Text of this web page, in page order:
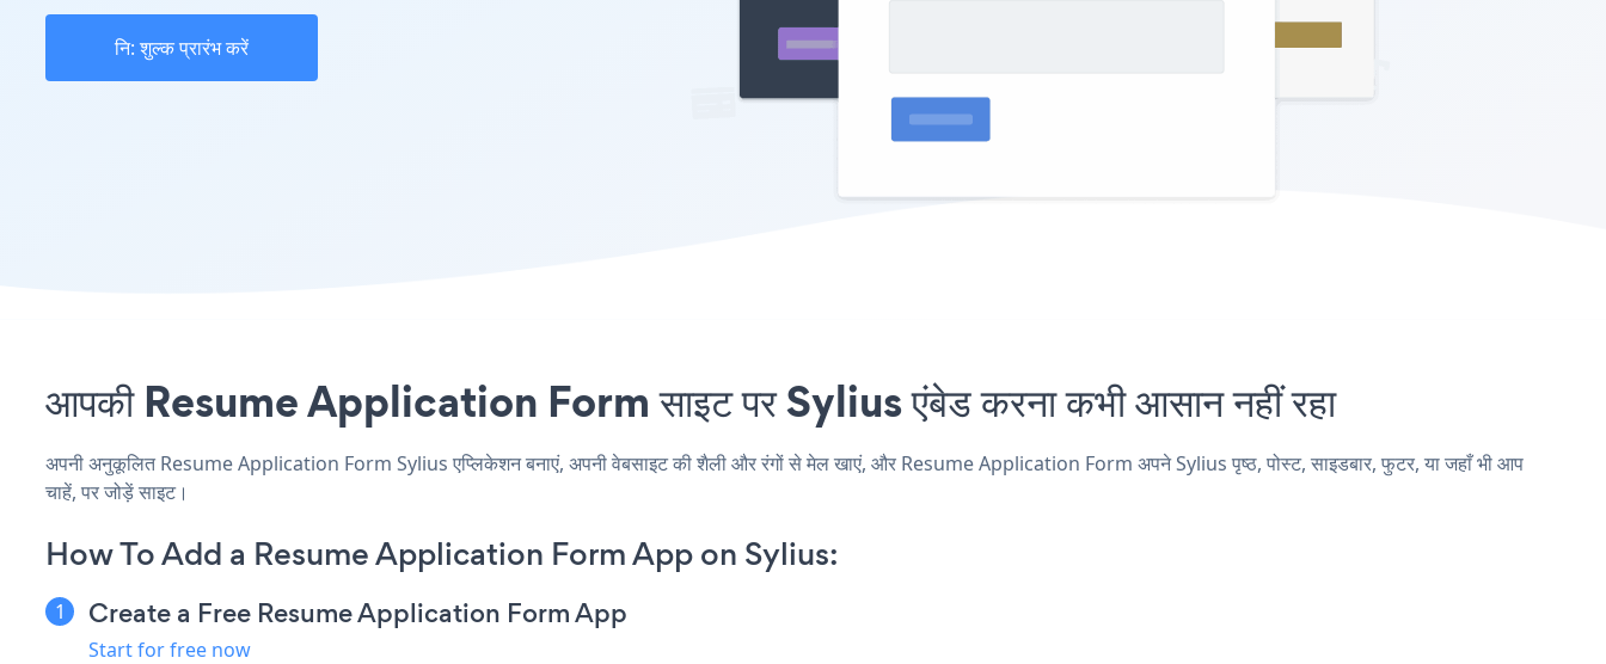
नि: शुल्क प्रारंभ करें
आपकी Resume Application Form साइट पर Sylius एंबेड करना कभी आसान नहीं रहा
अपनी अनुकूलित Resume Application Form Sylius एप्लिकेशन बनाएं, अपनी वेबसाइट की शैली और रंगों से मेल खाएं, और Resume Application Form अपने Sylius पृष्ठ, पोस्ट, साइडबार, फुटर, या जहाँ भी आप
चाहें, पर जोड़ें साइट।
How To Add a Resume Application Form App on Sylius:
Create a Free Resume Application Form App
Start for free now